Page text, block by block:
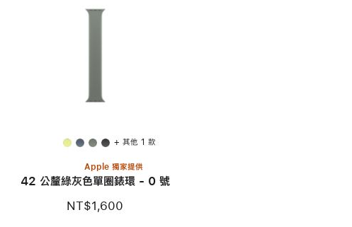
+ 其他 1 款
Apple 獨家提供
42 公釐綠灰色單圈錶環 - 0 號
NT$1,600